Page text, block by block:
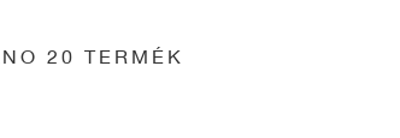
20 TERMÉK